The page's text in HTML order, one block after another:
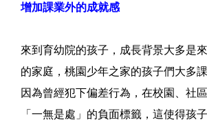
增加課業外的成就感
來到育幼院的孩子，成長背景大多是
的家庭，桃園少年之家的孩子們大多
因為曾經犯下偏差行為，在校園、社
「一無是處」的負面標籤，這使得孩